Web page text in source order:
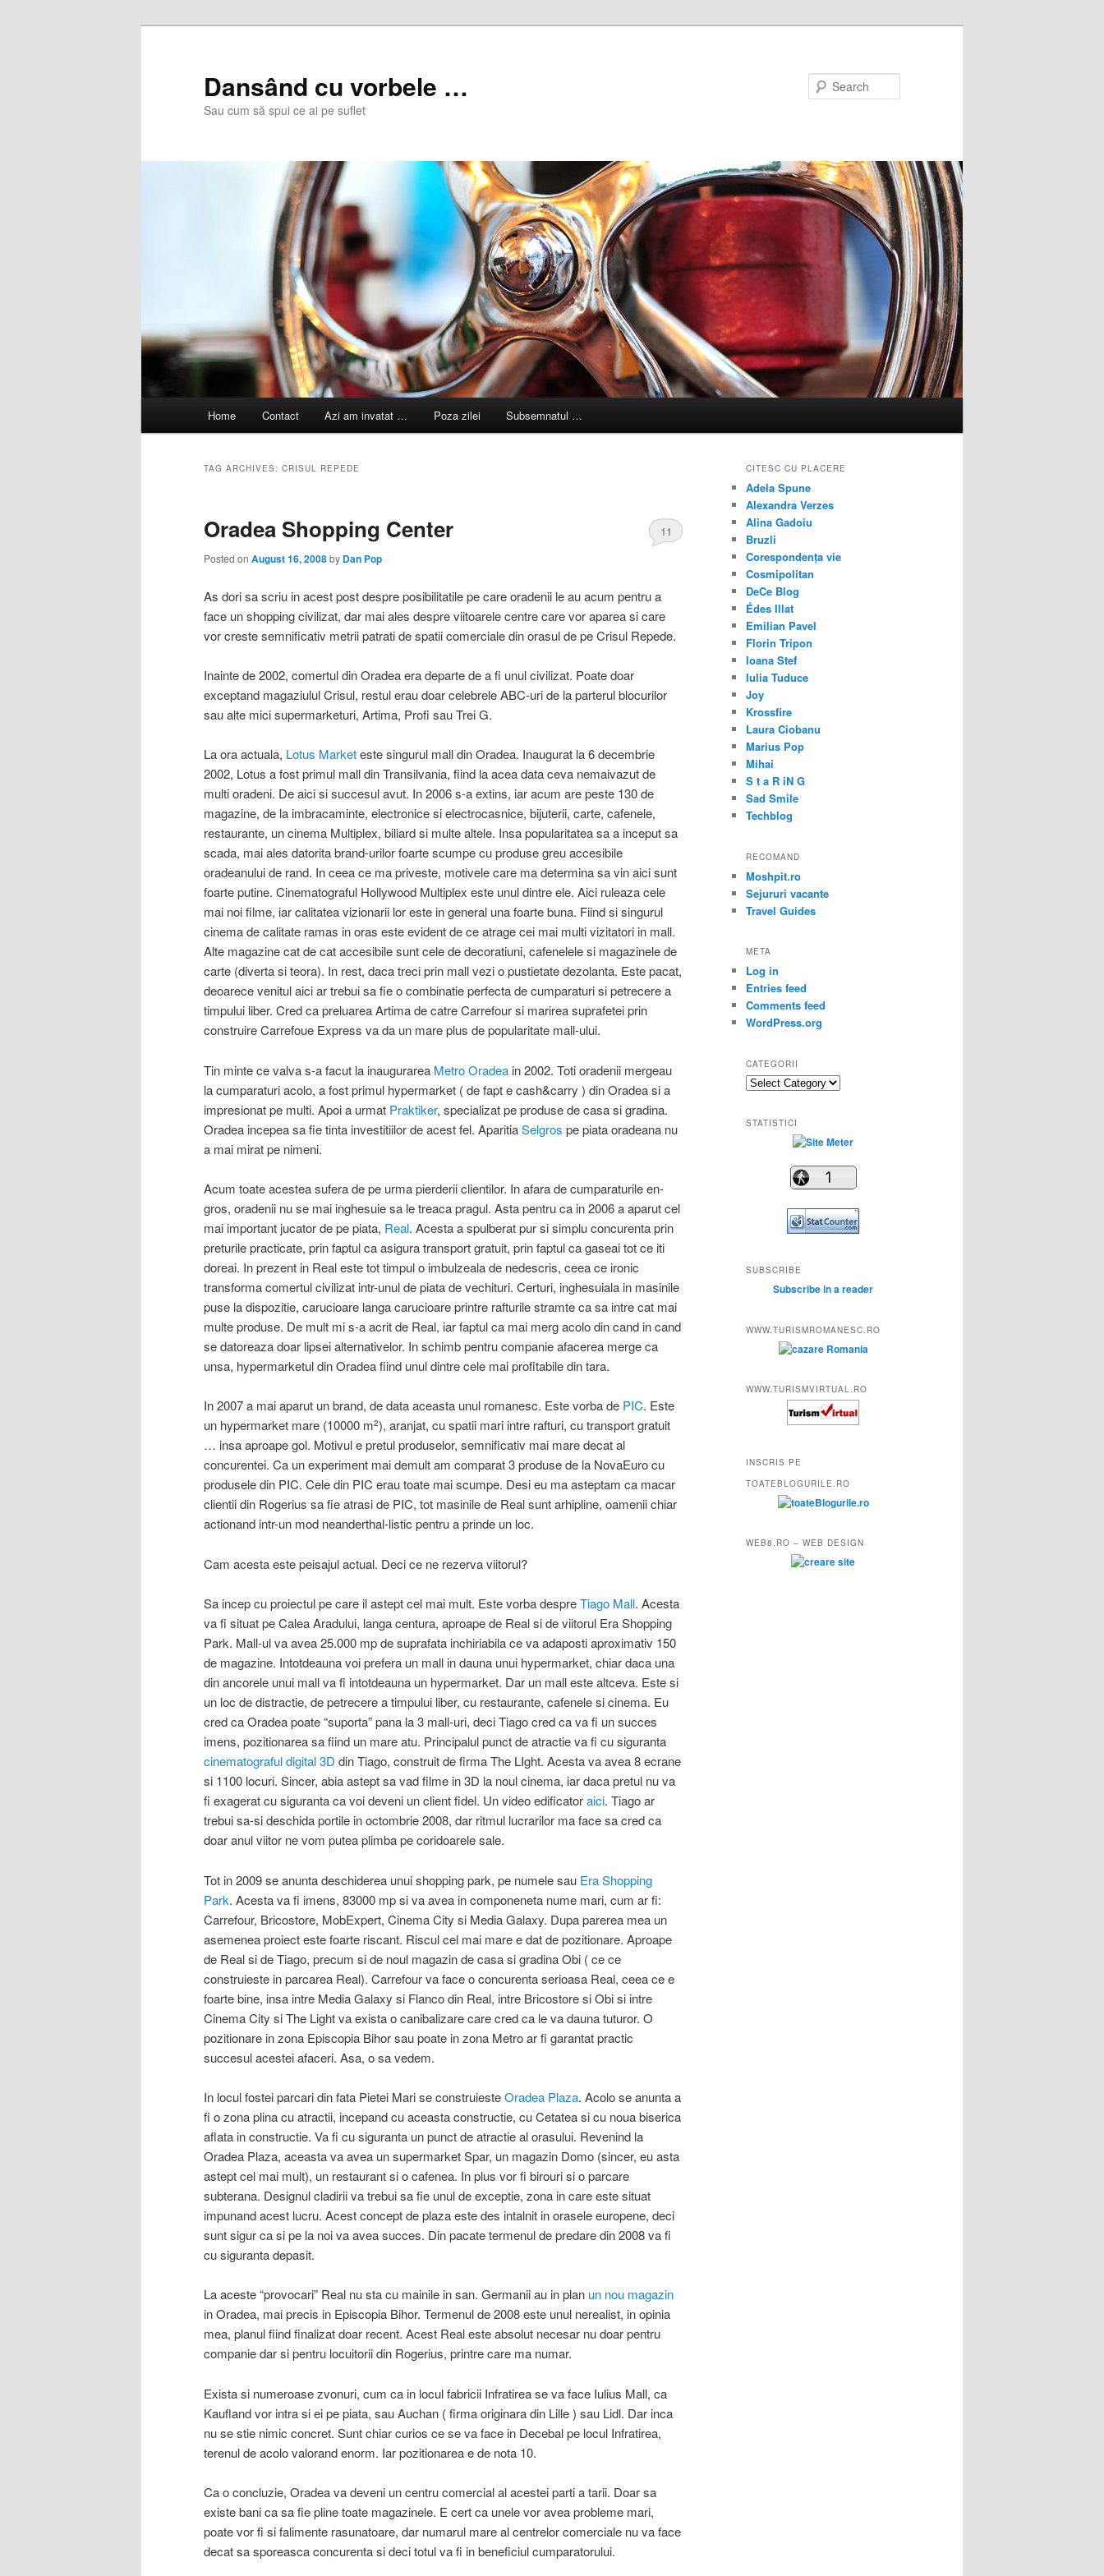
Dansând cu vorbele …
Sau cum să spui ce ai pe suflet
Home Contact Azi am invatat … Poza zilei Subsemnatul …
TAG ARCHIVES: CRISUL REPEDE
Oradea Shopping Center
Posted on August 16, 2008by Dan Pop
11
As dori sa scriu in acest post despre posibilitatile pe care oradenii le au acum pentru a
face un shopping civilizat, dar mai ales despre viitoarele centre care vor aparea si care
vor creste semnificativ metrii patrati de spatii comerciale din orasul de pe Crisul Repede.
Inainte de 2002, comertul din Oradea era departe de a fi unul civilizat. Poate doar
exceptand magaziulul Crisul, restul erau doar celebrele ABC-uri de la parterul blocurilor
sau alte mici supermarketuri, Artima, Profi sau Trei G.
La ora actuala, Lotus Marketeste singurul mall din Oradea. Inaugurat la 6 decembrie
2002, Lotus a fost primul mall din Transilvania, fiind la acea data ceva nemaivazut de
multi oradeni. De aici si succesul avut. In 2006 s-a extins, iar acum are peste 130 de
magazine, de la imbracaminte, electronice si electrocasnice, bijuterii, carte, cafenele,
restaurante, un cinema Multiplex, biliard si multe altele. Insa popularitatea sa a inceput sa
scada, mai ales datorita brand-urilor foarte scumpe cu produse greu accesibile
oradeanului de rand. In ceea ce ma priveste, motivele care ma determina sa vin aici sunt
foarte putine. Cinematograful Hollywood Multiplex este unul dintre ele. Aici ruleaza cele
mai noi filme, iar calitatea vizionarii lor este in general una foarte buna. Fiind si singurul
cinema de calitate ramas in oras este evident de ce atrage cei mai multi vizitatori in mall.
Alte magazine cat de cat accesibile sunt cele de decoratiuni, cafenelele si magazinele de
carte (diverta si teora). In rest, daca treci prin mall vezi o pustietate dezolanta. Este pacat,
deoarece venitul aici ar trebui sa fie o combinatie perfecta de cumparaturi si petrecere a
timpului liber. Cred ca preluarea Artima de catre Carrefour si marirea suprafetei prin
construire Carrefoue Express va da un mare plus de popularitate mall-ului.
Tin minte ce valva s-a facut la inaugurarea Metro Oradea in 2002. Toti oradenii mergeau
la cumparaturi acolo, a fost primul hypermarket ( de fapt e cash&carry ) din Oradea si a
impresionat pe multi. Apoi a urmat Praktiker, specializat pe produse de casa si gradina.
Oradea incepea sa fie tinta investitiilor de acest fel. AparitiaSelgros pe piata oradeana nu
a mai mirat pe nimeni.
Acum toate acestea sufera de pe urma pierderii clientilor. In afara de cumparaturile en-
gros, oradenii nu se mai inghesuie sa le treaca pragul. Asta pentru ca in 2006 a aparut cel
mai important jucator de pe piata, Real. Acesta a spulberat pur si simplu concurenta prin
preturile practicate, prin faptul ca asigura transport gratuit, prin faptul ca gaseai tot ce iti
doreai. In prezent in Real este tot timpul o imbulzeala de nedescris, ceea ce ironic
transforma comertul civilizat intr-unul de piata de vechituri. Certuri, inghesuiala in masinile
puse la dispozitie, carucioare langa carucioare printre rafturile stramte ca sa intre cat mai
multe produse. De mult mi s-a acrit de Real, iar faptul ca mai merg acolo din cand in cand
se datoreaza doar lipsei alternativelor. In schimb pentru companie afacerea merge ca
unsa, hypermarketul din Oradea fiind unul dintre cele mai profitabile din tara.
In 2007 a mai aparut un brand, de data aceasta unul romanesc. Este vorba de PIC. Este
un hypermarket mare (10000 m2), aranjat, cu spatii mari intre rafturi, cu transport gratuit
… insa aproape gol. Motivul e pretul produselor, semnificativ mai mare decat al
concurentei. Ca un experiment mai demult am comparat 3 produse de la NovaEuro cu
produsele din PIC. Cele din PIC erau toate mai scumpe. Desi eu ma asteptam ca macar
clientii din Rogerius sa fie atrasi de PIC, tot masinile de Real sunt arhipline, oamenii chiar
actionand intr-un mod neanderthal-listic pentru a prinde un loc.
Cam acesta este peisajul actual. Deci ce ne rezerva viitorul?
Sa incep cu proiectul pe care il astept cel mai mult. Este vorba despreTiago Mall. Acesta
va fi situat pe Calea Aradului, langa centura, aproape de Real si de viitorul Era Shopping
Park. Mall-ul va avea 25.000 mp de suprafata inchiriabila ce va adaposti aproximativ 150
de magazine. Intotdeauna voi prefera un mall in dauna unui hypermarket, chiar daca una
din ancorele unui mall va fi intotdeauna un hypermarket. Dar un mall este altceva. Este si
un loc de distractie, de petrecere a timpului liber, cu restaurante, cafenele si cinema. Eu
cred ca Oradea poate “suporta” pana la 3 mall-uri, deci Tiago cred ca va fi un succes
imens, pozitionarea sa fiind un mare atu. Principalul punct de atractie va fi cu siguranta
cinematograful digital 3D din Tiago, construit de firma The LIght. Acesta va avea 8 ecrane
si 1100 locuri. Sincer, abia astept sa vad filme in 3D la noul cinema, iar daca pretul nu va
fi exagerat cu siguranta ca voi deveni un client fidel. Un video edificatoraici. Tiago ar
trebui sa-si deschida portile in octombrie 2008, dar ritmul lucrarilor ma face sa cred ca
doar anul viitor ne vom putea plimba pe coridoarele sale.
Tot in 2009 se anunta deschiderea unui shopping park, pe numele sau Era Shopping
Park. Acesta va fi imens, 83000 mp si va avea in componeneta nume mari, cum ar fi:
Carrefour, Bricostore, MobExpert, Cinema City si Media Galaxy. Dupa parerea mea un
asemenea proiect este foarte riscant. Riscul cel mai mare e dat de pozitionare. Aproape
de Real si de Tiago, precum si de noul magazin de casa si gradina Obi ( ce ce
construieste in parcarea Real). Carrefour va face o concurenta serioasa Real, ceea ce e
foarte bine, insa intre Media Galaxy si Flanco din Real, intre Bricostore si Obi si intre
Cinema City si The Light va exista o canibalizare care cred ca le va dauna tuturor. O
pozitionare in zona Episcopia Bihor sau poate in zona Metro ar fi garantat practic
succesul acestei afaceri. Asa, o sa vedem.
In locul fostei parcari din fata Pietei Mari se construiesteOradea Plaza. Acolo se anunta a
fi o zona plina cu atractii, incepand cu aceasta constructie, cu Cetatea si cu noua biserica
aflata in constructie. Va fi cu siguranta un punct de atractie al orasului. Revenind la
Oradea Plaza, aceasta va avea un supermarket Spar, un magazin Domo (sincer, eu asta
astept cel mai mult), un restaurant si o cafenea. In plus vor fi birouri si o parcare
subterana. Designul cladirii va trebui sa fie unul de exceptie, zona in care este situat
impunand acest lucru. Acest concept de plaza este des intalnit in orasele europene, deci
sunt sigur ca si pe la noi va avea succes. Din pacate termenul de predare din 2008 va fi
cu siguranta depasit.
La aceste “provocari” Real nu sta cu mainile in san. Germanii au in plan un nou magazin
in Oradea, mai precis in Episcopia Bihor. Termenul de 2008 este unul nerealist, in opinia
mea, planul fiind finalizat doar recent. Acest Real este absolut necesar nu doar pentru
companie dar si pentru locuitorii din Rogerius, printre care ma numar.
Exista si numeroase zvonuri, cum ca in locul fabricii Infratirea se va face Iulius Mall, ca
Kaufland vor intra si ei pe piata, sau Auchan ( firma originara din Lille ) sau Lidl. Dar inca
nu se stie nimic concret. Sunt chiar curios ce se va face in Decebal pe locul Infratirea,
terenul de acolo valorand enorm. Iar pozitionarea e de nota 10.
Ca o concluzie, Oradea va deveni un centru comercial al acestei parti a tarii. Doar sa
existe bani ca sa fie pline toate magazinele. E cert ca unele vor avea probleme mari,
poate vor fi si falimente rasunatoare, dar numarul mare al centrelor comerciale nu va face
decat sa sporeasca concurenta si deci totul va fi in beneficiul cumparatorului.
CITESC CU PLACERE
Adela Spune
Alexandra Verzes
Alina Gadoiu
Bruzli
Corespondența vie
Cosmipolitan
DeCe Blog
Édes Illat
Emilian Pavel
Florin Tripon
Ioana Stef
Iulia Tuduce
Joy
Krossfire
Laura Ciobanu
Marius Pop
Mihai
S t a R iN G
Sad Smile
Techblog
RECOMAND
Moshpit.ro
Sejururi vacante
Travel Guides
META
Log in
Entries feed
Comments feed
WordPress.org
CATEGORII
Categorii
STATISTICI
SUBSCRIBE
Subscribe in a reader
WWW.TURISMROMANESC.RO
WWW.TURISMVIRTUAL.RO
INSCRIS PE
TOATEBLOGURILE.RO
WEB8.RO – WEB DESIGN